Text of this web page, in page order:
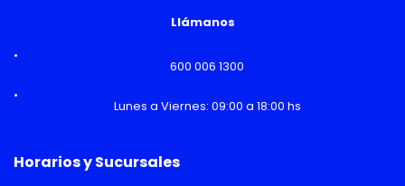
Llámanos
600 006 1300
Lunes a Viernes: 09:00 a 18:00 hs
Horarios y Sucursales